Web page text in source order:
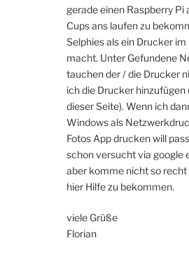
gerade einen Raspberry
Cups ans laufen zu
Selphies als ein Drucker
macht. Unter Gefundene
tauchen der / die Drucker
ich die Drucker hinzufügen
dieser Seite). Wenn ich
Windows als
Fotos App drucken will
schon versucht via google
aber komme nicht so
hier Hilfe zu bekommen.
viele Grüße
Florian